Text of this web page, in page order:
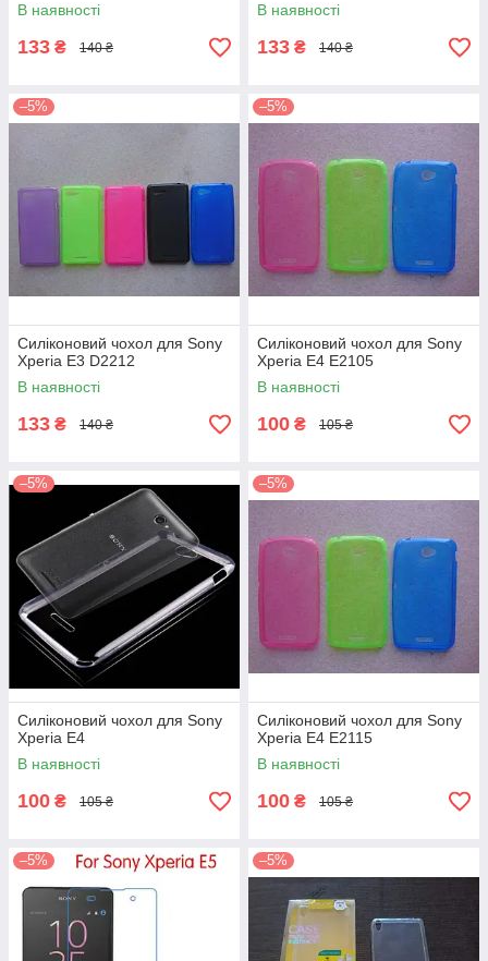
В наявності
133 ₴ 140 ₴
В наявності
133 ₴ 140 ₴
–5%
Силіконовий чохол для Sony
Xperia E3 D2212
В наявності
133 ₴ 140 ₴
–5%
Силіконовий чохол для Sony
Xperia E4 E2105
В наявності
100 ₴ 105 ₴
–5%
Силіконовий чохол для Sony
Xperia E4
В наявності
100 ₴ 105 ₴
–5%
Силіконовий чохол для Sony
Xperia E4 E2115
В наявності
100 ₴ 105 ₴
–5% –5%